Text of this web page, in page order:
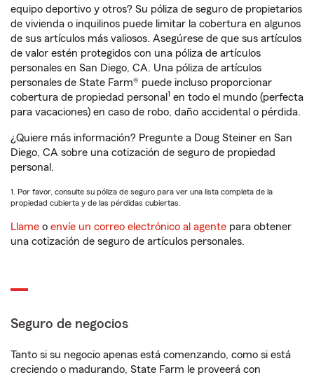
equipo deportivo y otros? Su póliza de seguro de propietarios
de vivienda o inquilinos puede limitar la cobertura en algunos
de sus artículos más valiosos. Asegúrese de que sus artículos
de valor estén protegidos con una póliza de artículos
personales en San Diego, CA. Una póliza de artículos
personales de State Farm® puede incluso proporcionar
cobertura de propiedad personal 1 en todo el mundo (perfecta
para vacaciones) en caso de robo, daño accidental o pérdida.
¿Quiere más información? Pregunte a Doug Steiner en San
Diego, CA sobre una cotización de seguro de propiedad
personal.
1. Por favor, consulte su póliza de seguro para ver una lista completa de la
propiedad cubierta y de las pérdidas cubiertas.
Llame o envíe un correo electrónico al agente para obtener
una cotización de seguro de artículos personales.
Seguro de negocios
Tanto si su negocio apenas está comenzando, como si está
creciendo o madurando, State Farm le proveerá con